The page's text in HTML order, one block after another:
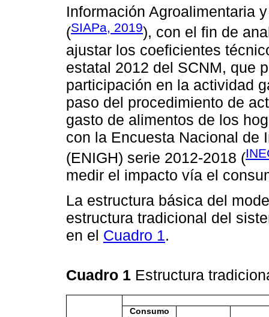
Información Agroalimentaria
(SIAPa, 2019), con el fin de
ajustar los coeficientes
estatal 2012 del SCNM, que
participación en la actividad
paso del procedimiento de
gasto de alimentos de los
con la Encuesta Nacional de
(ENIGH) serie 2012-2018 (
medir el impacto vía el
La estructura básica del
estructura tradicional del
en el Cuadro 1.
Cuadro 1 Estructura
Consumo